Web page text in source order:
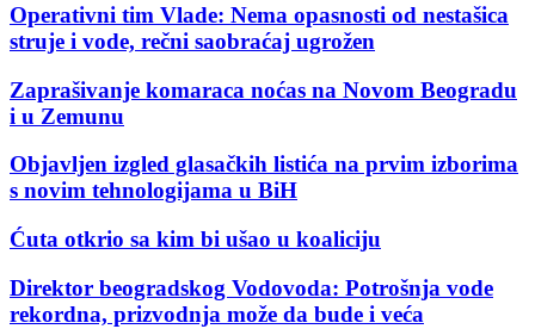
Operativni tim Vlade: Nema opasnosti od nestašica
struje i vode, rečni saobraćaj ugrožen
Zaprašivanje komaraca noćas na Novom Beogradu
i u Zemunu
Objavljen izgled glasačkih listića na prvim izborima
s novim tehnologijama u BiH
Ćuta otkrio sa kim bi ušao u koaliciju
Direktor beogradskog Vodovoda: Potrošnja vode
rekordna, prizvodnja može da bude i veća